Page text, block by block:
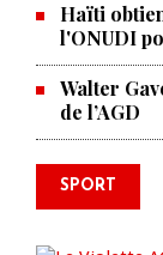
Haïti
l'ONUDI
Walter
de l’AGD
SPORT
Le